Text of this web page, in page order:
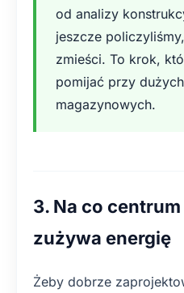
od analizy
jeszcze
zmieści. To krok,
pomijać przy
magazynowych.
3. Na co
zużywa energię
Żeby dobrze